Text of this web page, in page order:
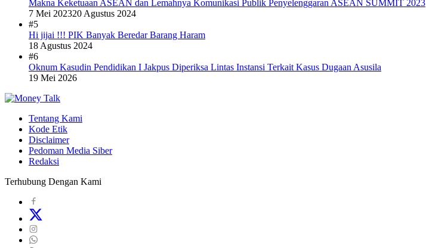
Makna Keketuaan ASEAN dan Lemahnya Komunikasi Publik Penyelenggaran ASEAN SUMMIT 2023
7 Mei 202320 Agustus 2024
#5
Hi jijai !!! PIK Banyak Beredar Barang Haram
18 Agustus 2024
#6
Oknum Kasudin Pendidikan I Jakpus Diperiksa Lintas Instansi Terkait Kasus Dugaan Asusila
19 Mei 2026
Tentang Kami
Kode Etik
Disclaimer
Pedoman Media Siber
Redaksi
Terhubung Dengan Kami